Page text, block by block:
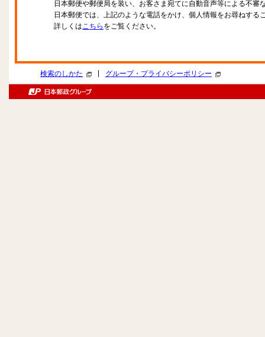
日本郵便や郵便局を装い、お客さま宛てに自動音声等による不審
日本郵便では、上記のような電話をかけ、個人情報をお尋ねする
詳しくはこちら をご覧ください。
検索のしかた グループ・プライバシーポリシー